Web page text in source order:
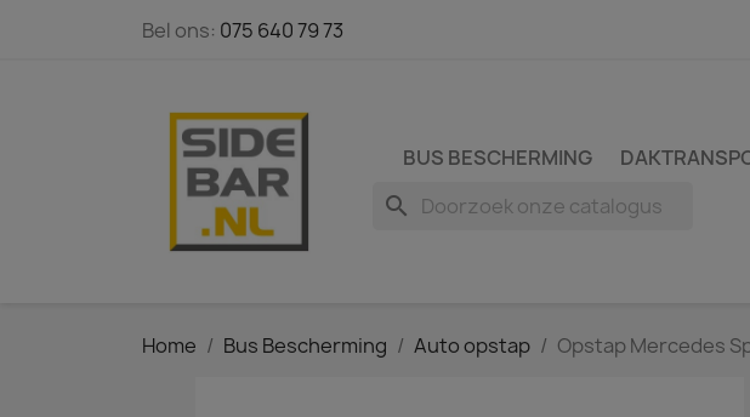
Bel ons: 075 640 79 73
BUS BESCHERMING
search
Home Bus Bescherming Auto opstap Opstap Mercedes